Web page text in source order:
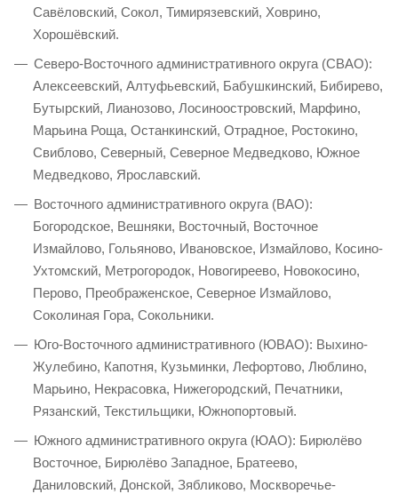
Савёловский, Сокол, Тимирязевский, Ховрино,
Хорошёвский.
Северо-Восточного административного округа (СВАО):
Алексеевский, Алтуфьевский, Бабушкинский, Бибирево,
Бутырский, Лианозово, Лосиноостровский, Марфино,
Марьина Роща, Останкинский, Отрадное, Ростокино,
Свиблово, Северный, Северное Медведково, Южное
Медведково, Ярославский.
Восточного административного округа (ВАО):
Богородское, Вешняки, Восточный, Восточное
Измайлово, Гольяново, Ивановское, Измайлово, Косино-
Ухтомский, Метрогородок, Новогиреево, Новокосино,
Перово, Преображенское, Северное Измайлово,
Соколиная Гора, Сокольники.
Юго-Восточного административного (ЮВАО): Выхино-
Жулебино, Капотня, Кузьминки, Лефортово, Люблино,
Марьино, Некрасовка, Нижегородский, Печатники,
Рязанский, Текстильщики, Южнопортовый.
Южного административного округа (ЮАО): Бирюлёво
Восточное, Бирюлёво Западное, Братеево,
Даниловский, Донской, Зябликово, Москворечье-